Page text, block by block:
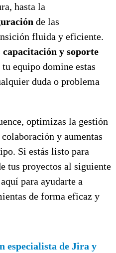
hasta la
de las
fluida y eficiente.
capacitación y soporte
equipo domine estas
duda o problema
optimizas la gestión
y aumentas
Si estás listo para
tus proyectos al siguiente
para ayudarte a
de forma eficaz y
especialista de Jira y